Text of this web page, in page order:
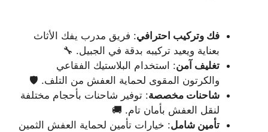
فك وتركيب احترافي: فريق مدرب يفك الأثاث
بعناية ويعيد تركيبه بدقة في الجبيل. 🔧
تغليف آمن: استخدام البلاستيك الفقاعي
والكرتون المقوى لحماية العفش من التلف. 🛡️
شاحنات مخصصة: توفير شاحنات بأحجام مختلفة
لنقل العفش بأمان تام. 🚚
تأمين شامل: خيارات تأمين لحماية العفش الثمين